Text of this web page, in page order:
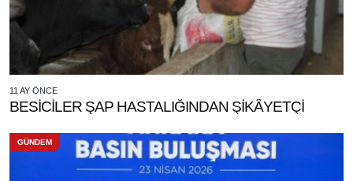
11 AY ÖNCE
BESİCİLER ŞAP HASTALIĞINDAN ŞİKÂYETÇİ
GÜNDEM